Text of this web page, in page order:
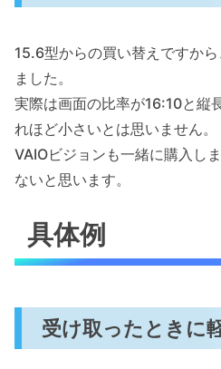
15.6型からの買い替えですか
ました。
実際は画面の比率が16:10と縦
れほど小さいとは思いません。
VAIOビジョンも一緒に購入し
ないと思います。
具体例
受け取ったときに